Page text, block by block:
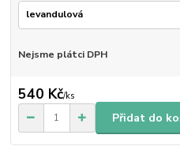
Nejsme plátci DPH
540 Kč/ks
Přidat do